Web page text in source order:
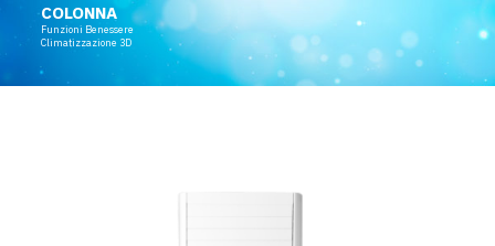
Funzioni Benessere
Climatizzazione 3D
COLONNA